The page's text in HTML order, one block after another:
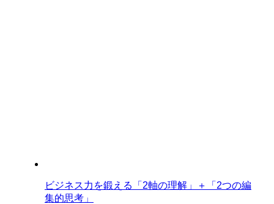
ビジネス力を鍛える「2軸の理解」＋「2つの編
集的思考」